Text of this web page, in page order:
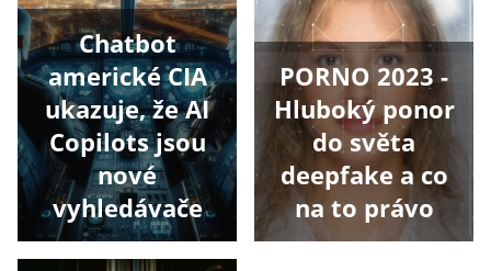
Chatbot
americké CIA
ukazuje, že AI
Copilots jsou
nové
vyhledávače
PORNO 2023 -
Hluboký ponor
do světa
deepfake a co
na to právo